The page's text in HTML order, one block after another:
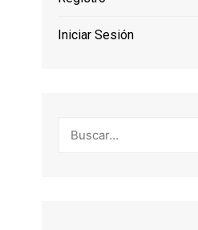
Iniciar Sesión